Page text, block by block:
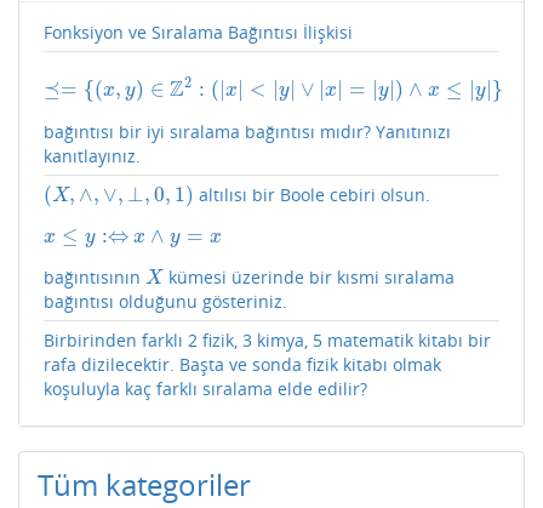
Fonksiyon ve Sıralama Bağıntısı İlişkisi
⪯= {(x, y) ∈ Z2 : ( |x < y| ∨ |x = |y ) ∧ x ≤ y| }
⪯={ x, y)∈Z2 :( |x <| |∨ |x |=| y|) ∧x≤| y| }
bağıntısı bir iyi sıralama bağıntısı mıdır? Yanıtınızı
kanıtlayınız.
(X, ∧, ∨, ⊥,0, 1)
(X,∧ ∨,⊥,0, 1) altılısı bir Boole cebiri olsun.
x ≤ y :⇔ x ∧ y = x
x≤y:⇔x∧y=x
bağıntısının X
X kümesi üzerinde bir kısmi sıralama
bağıntısı olduğunu gösteriniz.
Birbirinden farklı 2 fizik, 3 kimya, 5 matematik kitabı bir
rafa dizilecektir. Başta ve sonda fizik kitabı olmak
koşuluyla kaç farklı sıralama elde edilir?
Tüm kategoriler